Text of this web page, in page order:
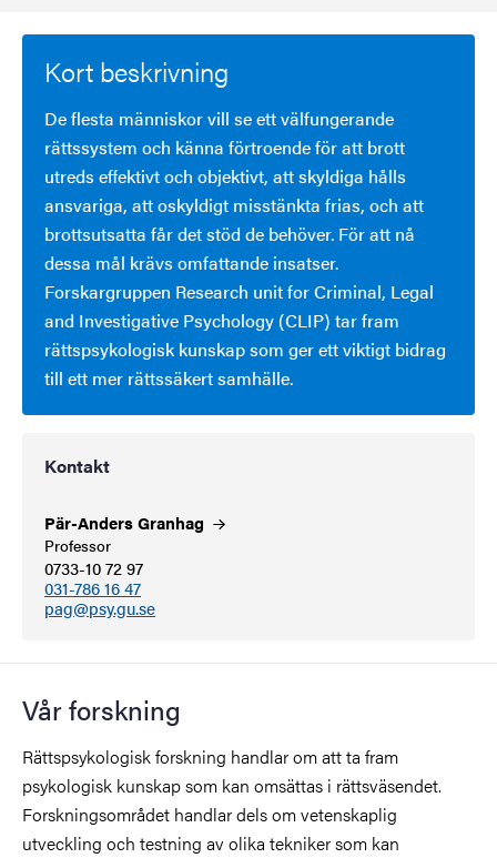
Kort beskrivning
De flesta människor vill se ett välfungerande
rättssystem och känna förtroende för att brott
utreds effektivt och objektivt, att skyldiga hålls
ansvariga, att oskyldigt misstänkta frias, och att
brottsutsatta får det stöd de behöver. För att nå
dessa mål krävs omfattande insatser.
Forskargruppen Research unit for Criminal, Legal
and Investigative Psychology (CLIP) tar fram
rättspsykologisk kunskap som ger ett viktigt bidrag
till ett mer rättssäkert samhälle.
Kontakt
Pär-AndersGranhag
Professor
0733-10 72 97
031-786 16 47
pag@psy.gu.se
Vår forskning
Rättspsykologisk forskning handlar om att ta fram
psykologisk kunskap som kan omsättas i rättsväsendet.
Forskningsområdet handlar dels om vetenskaplig
utveckling och testning av olika tekniker som kan